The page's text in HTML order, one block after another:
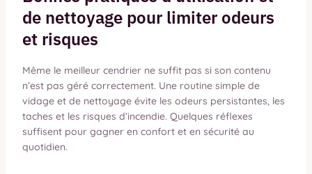
de nettoyage pour limiter odeurs
et risques
Même le meilleur cendrier ne suffit pas si son contenu
n’est pas géré correctement. Une routine simple de
vidage et de nettoyage évite les odeurs persistantes, les
taches et les risques d’incendie. Quelques réflexes
suffisent pour gagner en confort et en sécurité au
quotidien.